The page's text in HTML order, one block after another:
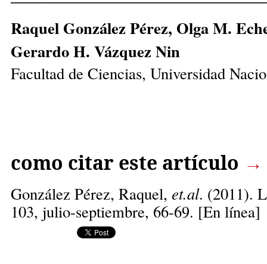
Raquel González Pérez, Olga M.
Gerardo H. Vázquez Nin
Facultad de Ciencias, Universidad
como citar este artículo →
González Pérez, Raquel, et.al. (2011).
103, julio-septiembre, 66-69. [En línea]